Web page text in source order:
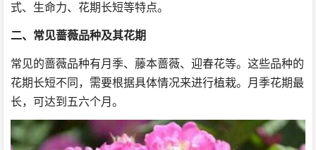
式、生命力、花期长短等特点。
二、常见蔷薇品种及其花期
常见的蔷薇品种有月季、藤本蔷薇、迎春花等。这些品种的
花期长短不同，需要根据具体情况来进行植栽。月季花期最
长，可达到五六个月。